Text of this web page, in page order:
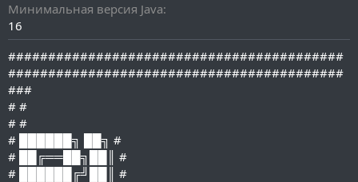
Минимальная версия Java
16
##########################################
##########################################
###
# #
# #
# ██████╗ ██╗ #
# ██╔══██╗██║ #
# ██████╔╝██║ #